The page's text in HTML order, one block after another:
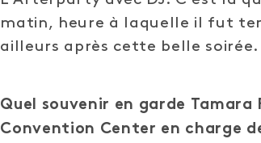
matin, heure à laquelle il fut
ailleurs après cette belle soirée.
Quel souvenir en garde Tamara
Convention Center en charge